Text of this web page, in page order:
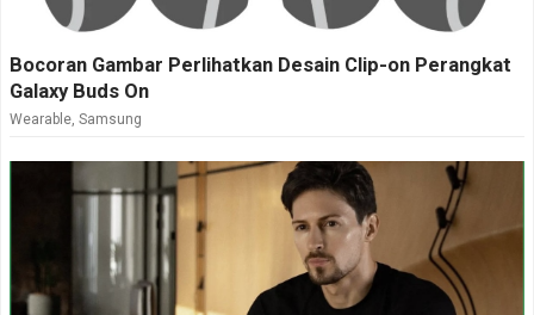
Bocoran Gambar Perlihatkan Desain Clip-on Perangkat
Galaxy Buds On
Wearable Samsung